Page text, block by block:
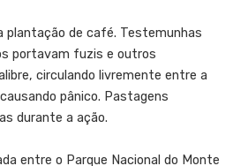
plantação de café. Testemunhas
portavam fuzis e outros
circulando livremente entre a
pânico. Pastagens
durante a ação.
entre o Parque Nacional do Monte